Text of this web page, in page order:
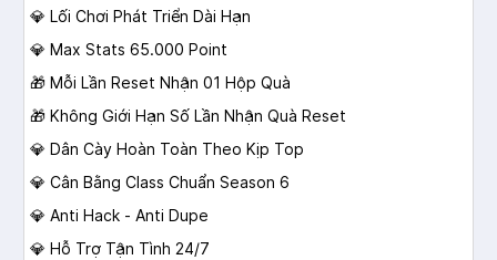
💎 Lối Chơi Phát Triển Dài Hạn
💎 Max Stats 65.000 Point
🎁 Mỗi Lần Reset Nhận 01 Hộp Quà
🎁 Không Giới Hạn Số Lần Nhận Quà Reset
💎 Dân Cày Hoàn Toàn Theo Kịp Top
💎 Cân Bằng Class Chuẩn Season 6
💎 Anti Hack - Anti Dupe
💎 Hỗ Trợ Tận Tình 24/7